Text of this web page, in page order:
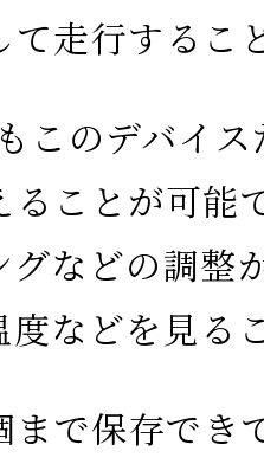
て走行するこ
このデバイ
ることが可能
グなどの調整
度などを見る
で保存でき